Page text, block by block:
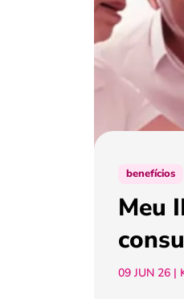
benefícios
Meu
09 JUN 26 |